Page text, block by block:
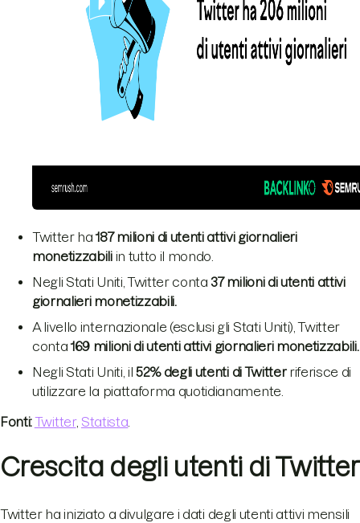
Twitter ha187 milioni di utenti attivi giornalieri
monetizzabiliin tutto il mondo.
Negli Stati Uniti, Twitter conta37 milioni di utenti attivi
giornalieri monetizzabili.
A livello internazionale (esclusi gli Stati Uniti), Twitter
conta169 milioni di utenti attivi giornalieri monetizzabili.
Negli Stati Uniti, il 52% degli utenti di Twitter riferisce di
utilizzare la piattaforma quotidianamente.
Fonti:Twitter, Statista
Crescita degli utenti di Twitter
Twitter ha iniziato a divulgare i dati degli utenti attivi mensili